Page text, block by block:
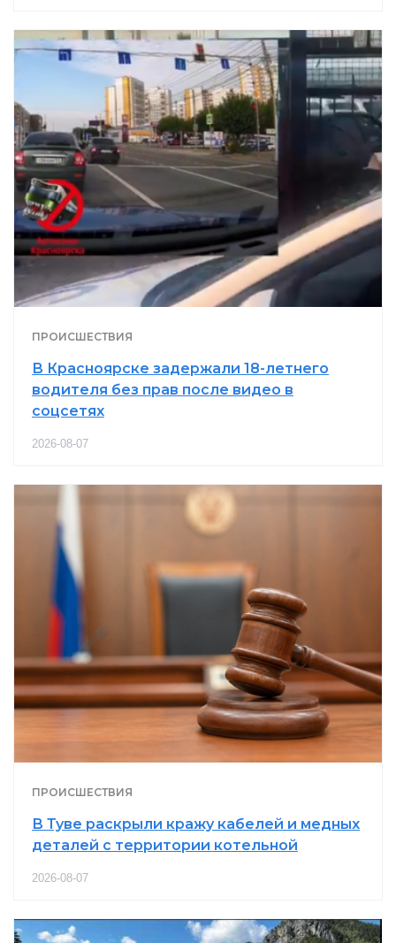
ПРОИСШЕСТВИЯ
В Красноярске задержали 18-летнего
водителя без прав после видео в
соцсетях
2026-08-07
ПРОИСШЕСТВИЯ
В Туве раскрыли кражу кабелей и медных
деталей с территории котельной
2026-08-07